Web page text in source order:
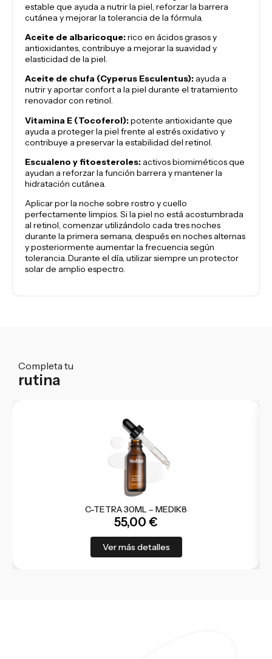
estable que ayuda a nutrir la piel, reforzar la barrera
cutánea y mejorar la tolerancia de la fórmula.
Aceite de albaricoque:rico en ácidos grasos y
antioxidantes, contribuye a mejorar la suavidad y
elasticidad de la piel.
Aceite de chufa (Cyperus Esculentus): ayuda a
nutrir y aportar confort a la piel durante el tratamiento
renovador con retinol.
Vitamina E (Tocoferol):potente antioxidante que
ayuda a proteger la piel frente al estrés oxidativo y
contribuye a preservar la estabilidad del retinol.
Escualeno y fitoesteroles: activos biomiméticos que
ayudan a reforzar la función barrera y mantener la
hidratación cutánea.
Aplicar por la noche sobre rostro y cuello
perfectamente limpios. Si la piel no está acostumbrada
al retinol, comenzar utilizándolo cada tres noches
durante la primera semana, después en noches alternas
y posteriormente aumentar la frecuencia según
tolerancia. Durante el día, utilizar siempre un protector
solar de amplio espectro.
Completa tu
rutina
C-TETRA 30ML – MEDIK8
55,00 €
Ver más detalles